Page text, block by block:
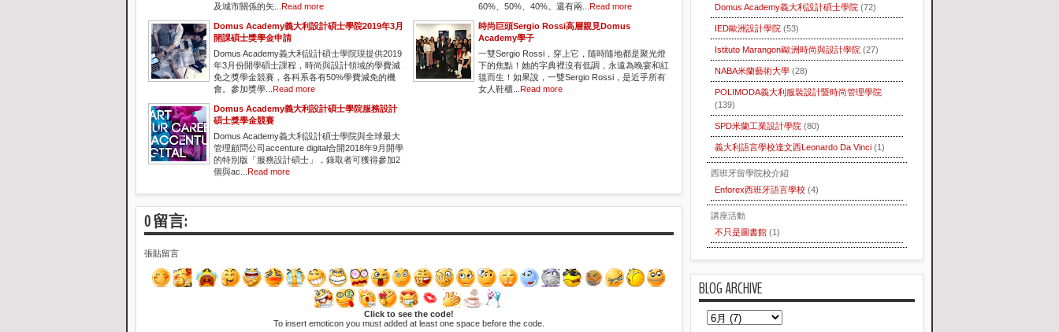
及城市關係的矢... Read more
60%、50%、40%。還有兩... Read more
Domus Academy義大利設計碩士學院2019年3月
開課碩士獎學金申請
Domus Academy義大利設計碩士學院現提供2019
年3月份開學碩士課程，時尚與設計領域的學費減
免之獎學金競賽，各科系各有50%學費減免的機
會。參加獎學... Read more
時尚巨頭Sergio Rossi高層親見Domus
Academy學子
一雙Sergio Rossi，穿上它，隨時隨地都是聚光燈
下的焦點！她的字典裡沒有低調，永遠為晚宴和紅
毯而生！如果說，一雙Sergio Rossi，是近乎所有
女人鞋櫃... Read more
Domus Academy義大利設計碩士學院服務設計
碩士獎學金競賽
Domus Academy義大利設計碩士學院與全球最大
管理顧問公司accenture digital合開2018年9月開學
的特別版「服務設計碩士」，錄取者可獲得參加2
個與ac... Read more
0 留言:
張貼留言
Click to see the code!
To insert emoticon you must added at least one space before the code.
Domus Academy義大利設計碩士學院 (72)
IED歐洲設計學院 (53)
Istituto Marangoni歐洲時尚與設計學院 (27)
NABA米蘭藝術大學 (28)
POLIMODA義大利服裝設計暨時尚管理學院
(139)
SPD米蘭工業設計學院 (80)
義大利語言學校達文西Leonardo Da Vinci (1)
西班牙留學院校介紹
Enforex西班牙語言學校 (4)
講座活動
不只是圖書館 (1)
BLOG ARCHIVE